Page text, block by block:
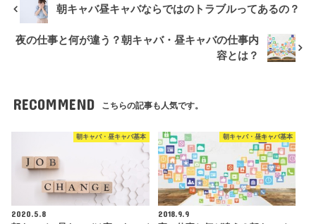
朝キャバ昼キャバならではのトラブルってあるの？
夜の仕事と何が違う？朝キャバ・昼キャバの仕事内
容とは？
RECOMMEND こちらの記事も人気です。
朝キャバ・昼キャバ基本
2020.5.8
朝キャバ・昼キャバ基本
2018.9.9